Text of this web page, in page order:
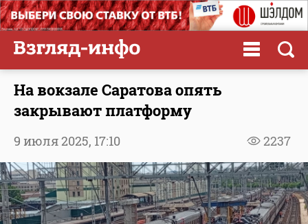
На вокзале Саратова опять
закрывают платформу
2237
9 июля 2025, 17:10